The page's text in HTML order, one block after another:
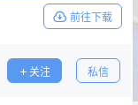
前往下载
关注 私信